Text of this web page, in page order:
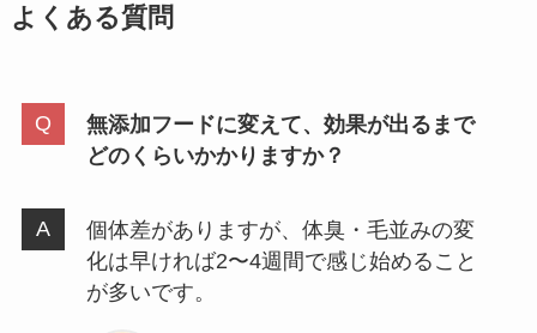
よくある質問
無添加フードに変えて、効果が出るまで
どのくらいかかりますか？
個体差がありますが、体臭・毛並みの変
化は早ければ2〜4週間で感じ始めること
が多いです。